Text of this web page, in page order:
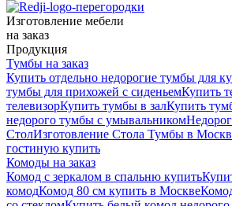
Изготовление мебели
на заказ
Продукция
Тумбы на заказ
Купить отдельно недорогие тумбы для
тумбы для прихожей с сиденьемКупить
телевизорКупить тумбы в залКупить
недорого тумбы с умывальником
СтолИзготовление Стола Тумбы в
гостиную купить
Комоды на заказ
Комод с зеркалом в спальню купить
комодКомод 80 см купить в Москве